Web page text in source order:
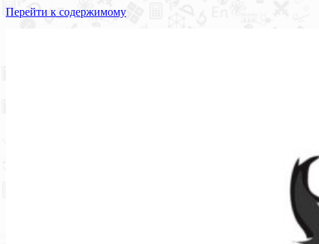
Перейти к содержимому